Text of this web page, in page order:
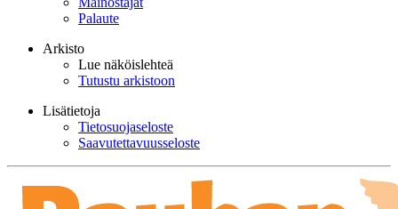
Palaute
Arkisto
Lue näköislehteä
Tutustu arkistoon
Lisätietoja
Tietosuojaseloste
Saavutettavuusseloste